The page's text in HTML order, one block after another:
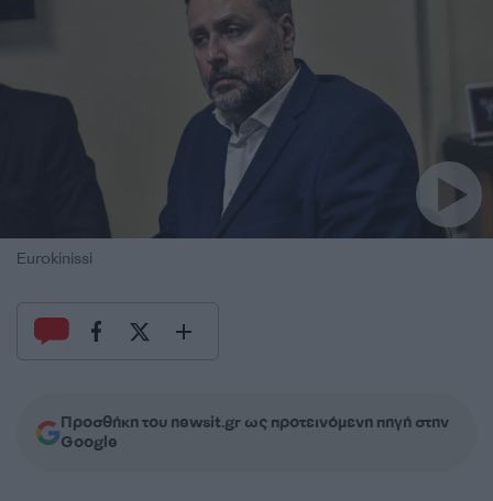
Eurokinissi
Προσθήκη του newsit.gr ως προτεινόμενη πηγή στην
Google